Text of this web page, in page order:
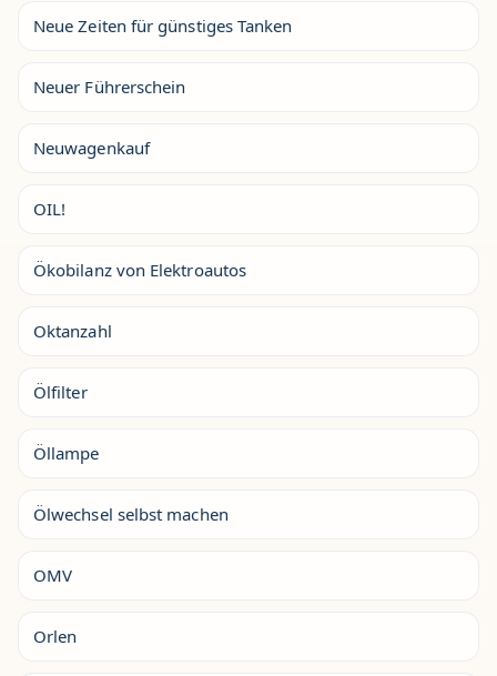
Neue Zeiten für günstiges Tanken
Neuer Führerschein
Neuwagenkauf
OIL!
Ökobilanz von Elektroautos
Oktanzahl
Ölfilter
Öllampe
Ölwechsel selbst machen
OMV
Orlen